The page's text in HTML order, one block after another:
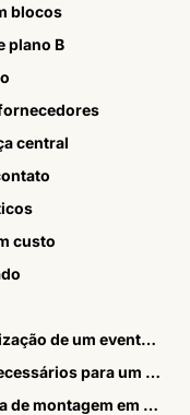
blocos
plano B
central
custo
Quais são os pilares de organização de um evento de luxo com múltiplos fornecedores?
Quantos fornecedores são necessários para um evento social de alto padrão?
Como montar um cronograma de montagem em blocos para um evento de luxo?